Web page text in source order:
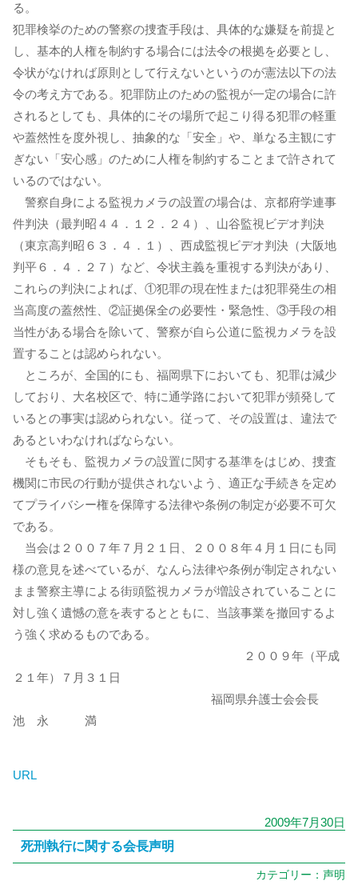
る。
犯罪検挙のための警察の捜査手段は、具体的な嫌疑を前提と
し、基本的人権を制約する場合には法令の根拠を必要とし、
令状がなければ原則として行えないというのが憲法以下の法
令の考え方である。犯罪防止のための監視が一定の場合に許
されるとしても、具体的にその場所で起こり得る犯罪の軽重
や蓋然性を度外視し、抽象的な「安全」や、単なる主観にす
ぎない「安心感」のために人権を制約することまで許されて
いるのではない。
警察自身による監視カメラの設置の場合は、京都府学連事
件判決（最判昭４４．１２．２４）、山谷監視ビデオ判決
（東京高判昭６３．４．１）、西成監視ビデオ判決（大阪地
判平６．４．２７）など、令状主義を重視する判決があり、
これらの判決によれば、①犯罪の現在性または犯罪発生の相
当高度の蓋然性、②証拠保全の必要性・緊急性、③手段の相
当性がある場合を除いて、警察が自ら公道に監視カメラを設
置することは認められない。
ところが、全国的にも、福岡県下においても、犯罪は減少
しており、大名校区で、特に通学路において犯罪が頻発して
いるとの事実は認められない。従って、その設置は、違法で
あるといわなければならない。
そもそも、監視カメラの設置に関する基準をはじめ、捜査
機関に市民の行動が提供されないよう、適正な手続きを定め
てプライバシー権を保障する法律や条例の制定が必要不可欠
である。
当会は２００７年７月２１日、２００８年４月１日にも同
様の意見を述べているが、なんら法律や条例が制定されない
まま警察主導による街頭監視カメラが増設されていることに
対し強く遺憾の意を表するとともに、当該事業を撤回するよ
う強く求めるものである。
２００９年（平成
２１年）７月３１日
福岡県弁護士会会長
池 永 満
URL
2009年7月30日
死刑執行に関する会長声明
カテゴリー： 声明